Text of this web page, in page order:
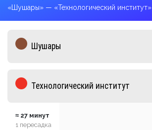
«Шушары» — «Технологический институт»
≈ 27 минут
1 пересадка